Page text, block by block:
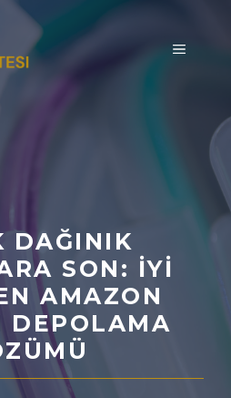
MENÜ
DAĞINIK
SON: İYI
AMAZON
DEPOLAMA